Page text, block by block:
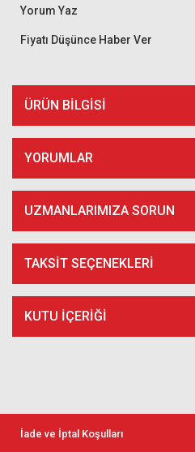
Yorum Yaz
Fiyatı Düşünce Haber Ver
ÜRÜN BILGISI
YORUMLAR
UZMANLARIMIZA SORUN
TAKSIT SEÇENEKLERI
KUTU İÇERIĞI
İade ve İptal Koşulları